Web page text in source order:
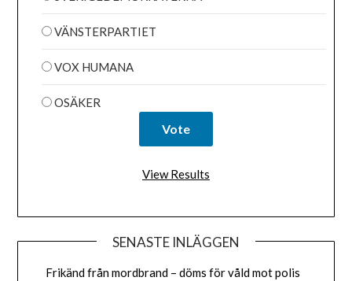
VÄNSTERPARTIET
VOX HUMANA
OSÄKER
View Results
SENASTE INLÄGGEN
Frikänd från mordbrand – döms för våld mot polis